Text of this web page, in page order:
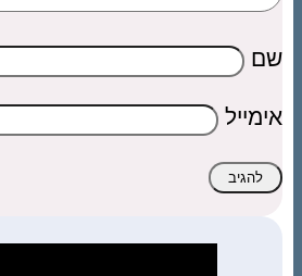
שם
אימייל